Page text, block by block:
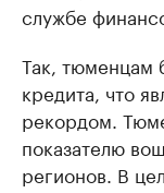
службе
Так, тюменцам
кредита, что
рекордом.
показателю
регионов. В